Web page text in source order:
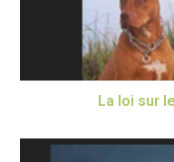
La loi sur